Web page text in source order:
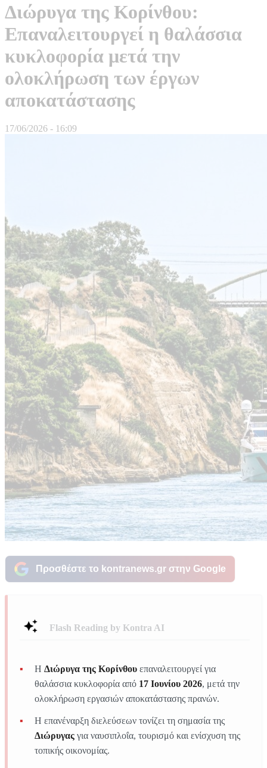
Διώρυγα της Κορίνθου:
Επαναλειτουργεί η θαλάσσια
κυκλοφορία μετά την
ολοκλήρωση των έργων
αποκατάστασης
17/06/2026 - 16:09
Προσθέστε το kontranews.gr στην Google
Flash Reading by Kontra AI
Η Διώρυγα της Κορίνθου επαναλειτουργεί για
θαλάσσια κυκλοφορία από 17 Ιουνίου 2026, μετά την
ολοκλήρωση εργασιών αποκατάστασης πρανών.
Η επανέναρξη διελεύσεων τονίζει τη σημασία της
Διώρυγας για ναυσιπλοΐα, τουρισμό και ενίσχυση της
τοπικής οικονομίας.